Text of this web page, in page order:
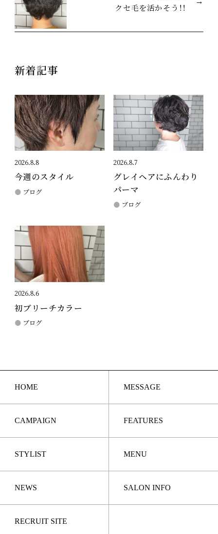
クセ毛を活かそう！！
新着記事
2026.8.8
今週のスタイル
ブログ
2026.8.7
グレイヘアにふんわり
パーマ
ブログ
2026.8.6
初ブリーチカラー
ブログ
HOME MESSAGE
CAMPAIGN FEATURES
STYLIST MENU
NEWS SALON INFO
RECRUIT SITE